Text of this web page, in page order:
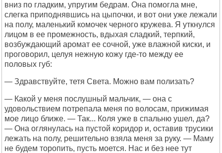
вниз по гладким, упругим бедрам. Она помогла мне,
слегка приподнявшись на цыпочки, и вот они уже лежали
на полу, маленький комочек черного кружева. Я уткнулся
лицом в ее промежность, вдыхая сладкий, терпкий,
возбуждающий аромат ее сочной, уже влажной киски, и
проговорил, целуя нежную кожу где-то между ее
половых губ:
— Здравствуйте, тетя Света. Можно вам полизать?
— Какой у меня послушный мальчик, — она с
удовольствием потрепала меня по волосам, прижимая
мое лицо ближе. — Так... Коля уже в спальню ушел, да?
— Она оглянулась на пустой коридор и, оставив трусики
лежать на полу, решительно взяла меня за руку. — Маму
не будем торопить, пусть моется. Нас и без нее тут